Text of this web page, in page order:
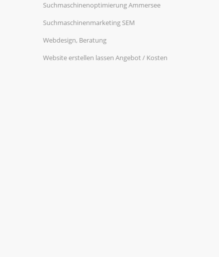
Suchmaschinenoptimierung Ammersee
Suchmaschinenmarketing SEM
Webdesign, Beratung
Website erstellen lassen Angebot / Kosten